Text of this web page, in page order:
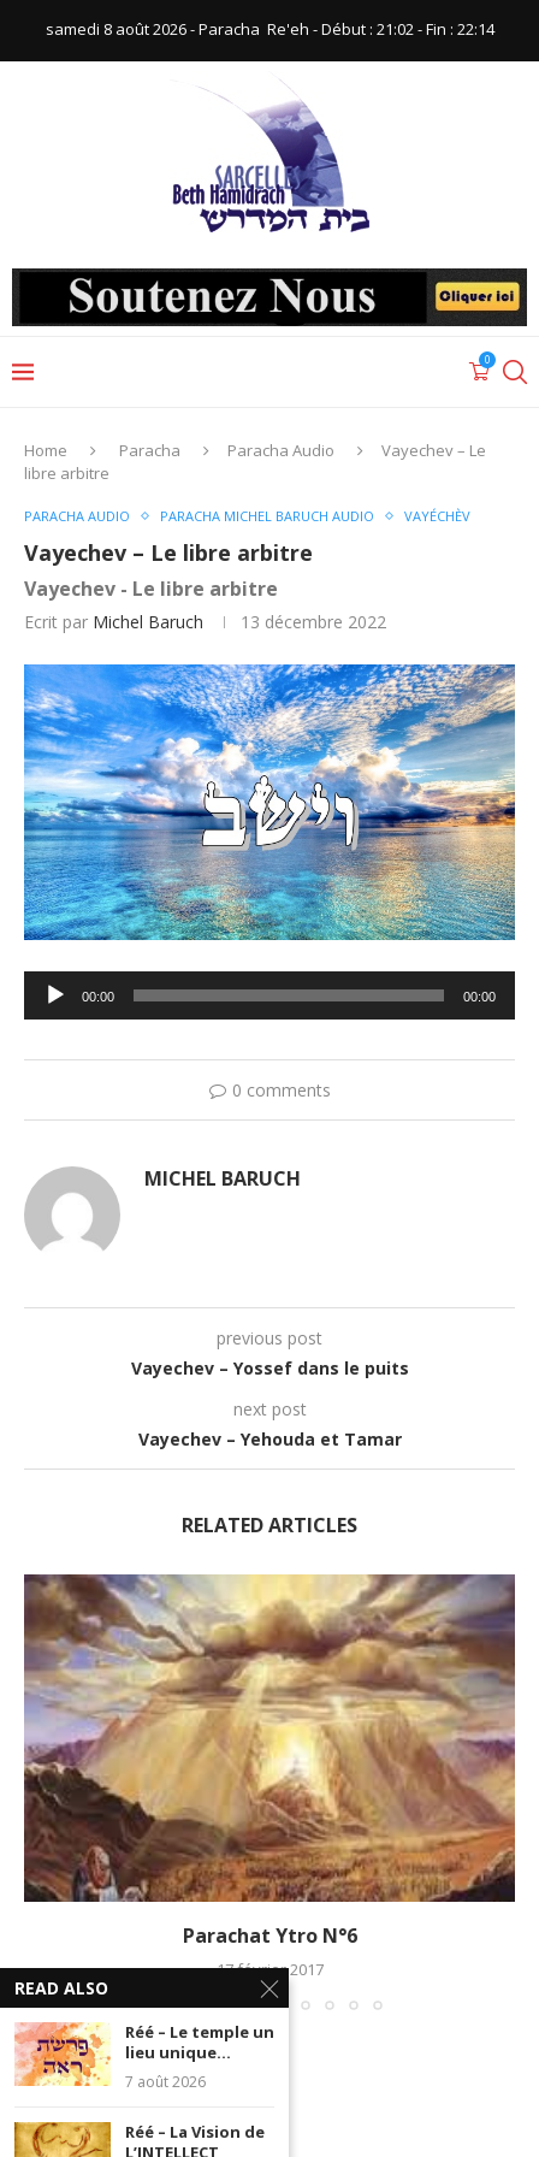
samedi 8 août 2026 - Paracha ‪ Re'eh‬ - Début : 21:02‬ - Fin : ‪22:14‬
0
Home Paracha Paracha Audio
Vayechev – Le
libre arbitre
PARACHA AUDIO PARACHA MICHEL BARUCH AUDIO VAYÉCHÈV
Vayechev – Le libre arbitre
Vayechev - Le libre arbitre
Ecrit par Michel Baruch 13 décembre 2022
Lecteur
audio
00:00 00:00
0 comments
MICHEL BARUCH
previous post
Vayechev – Yossef dans le puits
next post
Vayechev – Yehouda et Tamar
RELATED ARTICLES
Parachat Ytro N°6
17 février 2017
READ ALSO
Réé – Le temple un
lieu unique...
7 août 2026
Réé – La Vision de
L’INTELLECT